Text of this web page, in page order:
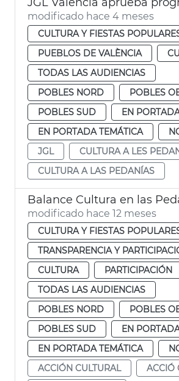
modificado hace 4 meses
CULTURA Y FIESTAS
PUEBLOS DE VALÈNCIA
TODAS LAS AUDIENCIAS
POBLES NORD
POBLES
POBLES SUD
EN
EN PORTADA TEMÁTICA
JGL
CULTURA A LES
CULTURA A LAS PEDANÍAS
modificado hace 12 meses
CULTURA Y FIESTAS
TRANSPARENCIA Y
CULTURA
PARTICIPACIÓN
TODAS LAS AUDIENCIAS
POBLES NORD
POBLES
POBLES SUD
EN
EN PORTADA TEMÁTICA
ACCIÓN CULTURAL
ACCIÓ